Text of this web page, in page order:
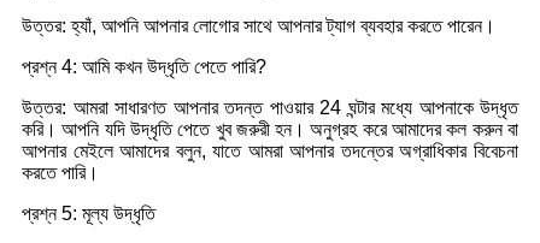
উত্তর: হ্যাঁ, আপনি আপনার লোগোর সাথে আপনার ট্যাগ ব্যবহার করতে পারেন।
প্রশ্ন 4: আমি কখন উদ্ধৃতি পেতে পারি?
উত্তর: আমরা সাধারণত আপনার তদন্ত পাওয়ার 24 ঘন্টার মধ্যে আপনাকে উদ্ধৃত
করি। আপনি যদি উদ্ধৃতি পেতে খুব জরুরী হন। অনুগ্রহ করে আমাদের কল করুন বা
আপনার মেইলে আমাদের বলুন, যাতে আমরা আপনার তদন্তের অগ্রাধিকার বিবেচনা
করতে পারি।
প্রশ্ন 5: মূল্য উদ্ধৃতি